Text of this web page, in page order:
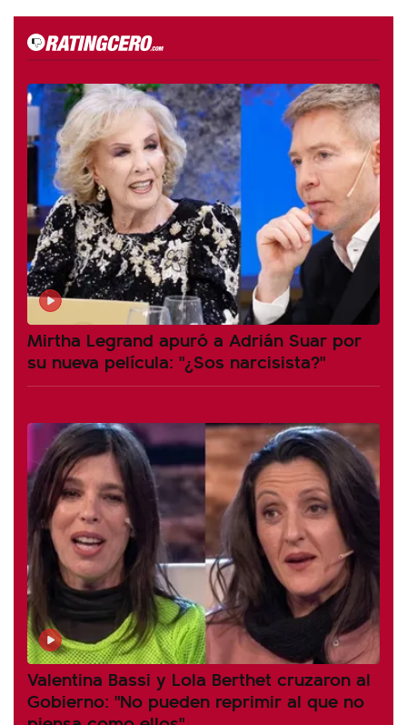
Mirtha Legrand apuró a Adrián Suar por
su nueva película: "¿Sos narcisista?"
Valentina Bassi y Lola Berthet cruzaron al
Gobierno: "No pueden reprimir al que no